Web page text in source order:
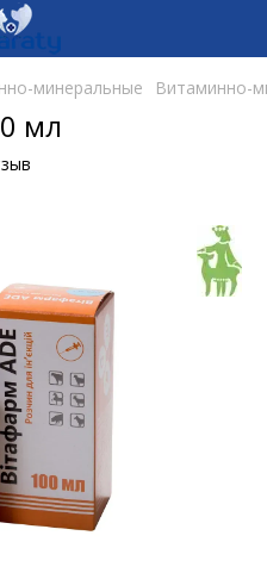
минеральные Витаминно-
мл